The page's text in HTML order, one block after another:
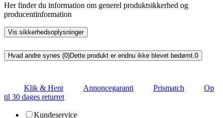
Her finder du information om generel produktsikkerhed og
producentinformation
Vis sikkerhedsoplysninger
Hvad andre synes (0)Dette produkt er endnu ikke blevet bedømt. 0
Klik & Hent Annoncegaranti Prismatch
Op
til 30 dages returret
Kundeservice